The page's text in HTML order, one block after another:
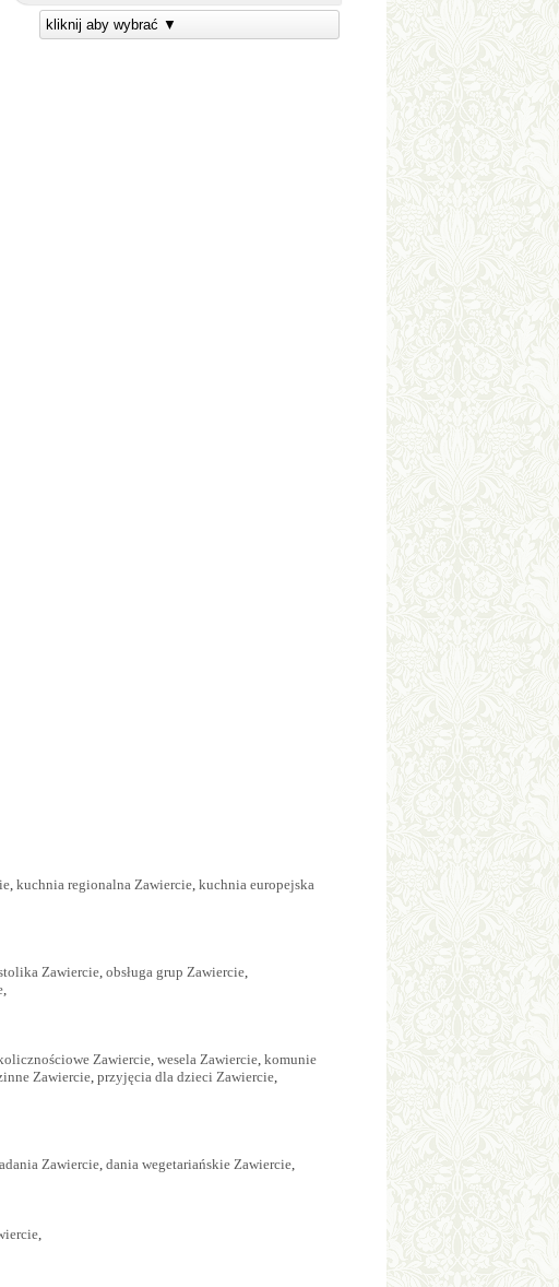
kliknij aby wybrać ▼
, kuchnia regionalna Zawiercie, kuchnia europejska
Zawiercie, obsługa grup Zawiercie,
,
Zawiercie, wesela Zawiercie, komunie
Zawiercie, przyjęcia dla dzieci Zawiercie,
Zawiercie, dania wegetariańskie Zawiercie,
,